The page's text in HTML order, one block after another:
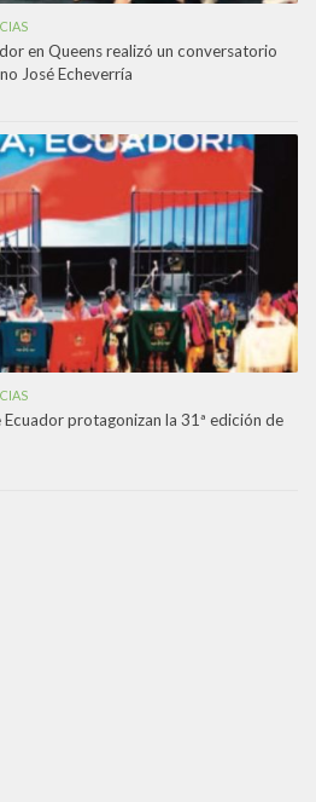
en Queens realizó un conversatorio
José Echeverría
protagonizan la 31ª edición de